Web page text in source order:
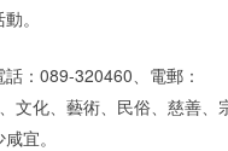
。
：089-320460、電郵：
文化、藝術、民俗、慈善
宜。